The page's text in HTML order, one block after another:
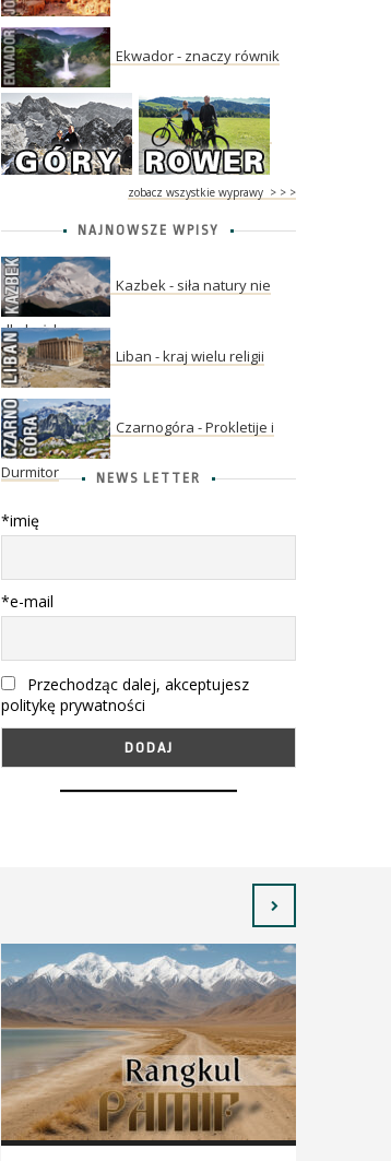
Ekwador - znaczy równik
zobacz wszystkie wyprawy > > >
NAJNOWSZE WPISY
Kazbek - siła natury nie
dla każdego
Liban - kraj wielu religii
Czarnogóra - Prokletije i
Durmitor NEWS LETTER
*imię
*e-mail
Przechodząc dalej, akceptujesz
politykę prywatności